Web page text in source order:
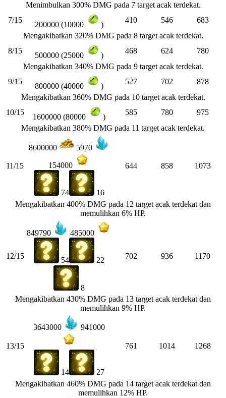
Menimbulkan 300% DMG pada 7 target acak terdekat.
7/15
200000 (10000 )
410 546
683
Mengakibatkan 320% DMG pada 8 target acak terdekat.
8/15
500000 (25000 )
468 624
780
Mengakibatkan 340% DMG pada 9 target acak terdekat.
9/15
800000 (40000 )
527 702
878
Mengakibatkan 360% DMG pada 10 target acak terdekat.
10/15
1600000 (80000 )
585 780
975
Mengakibatkan 380% DMG pada 11 target acak terdekat.
11/15
8600000 5970
154000
74 16
644 858 1073
Mengakibatkan 400% DMG pada 12 target acak terdekat dan
memulihkan 6% HP.
12/15
849790 485000
54 22
8
702 936 1170
Mengakibatkan 430% DMG pada 13 target acak terdekat dan
memulihkan 9% HP.
13/15
3643000 941000
14 27
761 1014 1268
Mengakibatkan 460% DMG pada 14 target acak terdekat dan
memulihkan 12% HP.